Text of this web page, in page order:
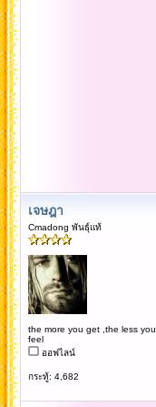
เจษฎา
Cmadong พันธุ์แท้
the more you get ,the less you
feel
ออฟไลน์
กระทู้: 4,682